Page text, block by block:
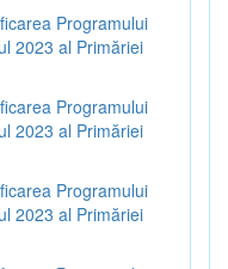
Programului
2023 al Primăriei
Programului
2023 al Primăriei
Programului
2023 al Primăriei